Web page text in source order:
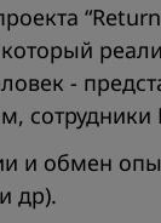
-
и обмен
др).